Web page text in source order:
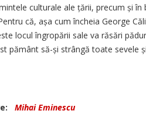
culturale ale țării, precum și
că, așa cum încheia George
locul îngropării sale va răsări
pământ să-și strângă toate sevele
Mihai Eminescu